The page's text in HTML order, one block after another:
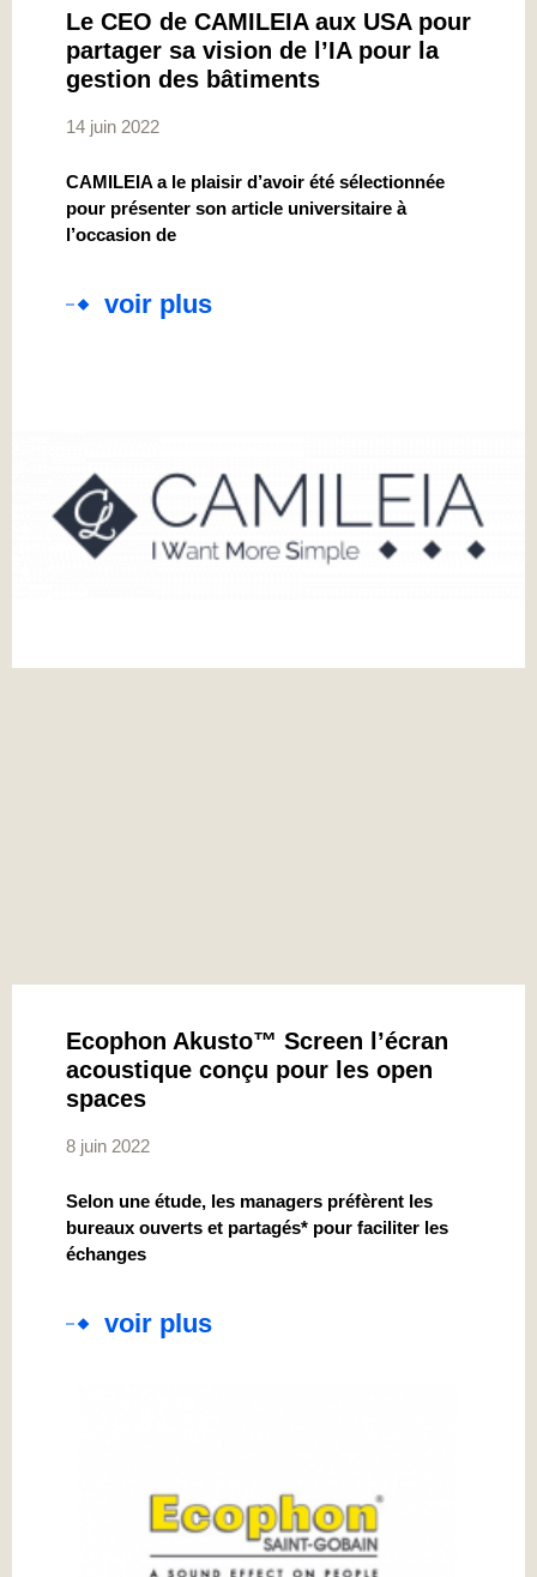
Le CEO de CAMILEIA aux USA pour
partager sa vision de l’IA pour la
gestion des bâtiments
14 juin 2022
CAMILEIA a le plaisir d’avoir été sélectionnée
pour présenter son article universitaire à
l’occasion de
voir plus
Ecophon Akusto™ Screen l’écran
acoustique conçu pour les open
spaces
8 juin 2022
Selon une étude, les managers préfèrent les
bureaux ouverts et partagés* pour faciliter les
échanges
voir plus